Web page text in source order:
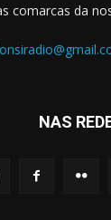
comarcas da
NAS